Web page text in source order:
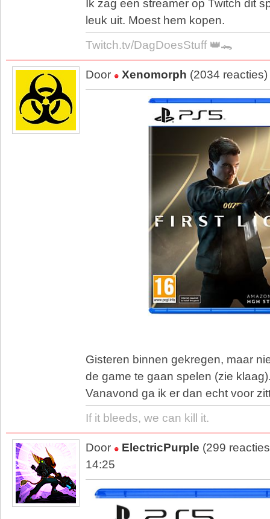
Ik zag een streamer op Twitch dit
leuk uit. Moest hem kopen.
Twitch.tv/DagDoesStuff 👑🐊
Door Xenomorph (2034
Gisteren binnen gekregen, maar
de game te gaan spelen (zie
Vanavond ga ik er dan echt voor
If it bleeds, we can kill it.
Door ElectricPurple (299
14:25